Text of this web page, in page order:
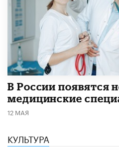
В России появятся
медицинские
12 МАЯ
КУЛЬТУРА